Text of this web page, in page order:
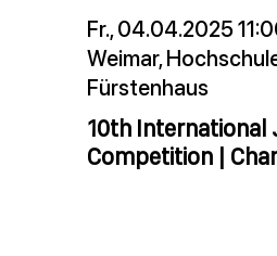
Fr., 04.04.2025
Weimar,
Fürstenhaus
10th International
Competition |